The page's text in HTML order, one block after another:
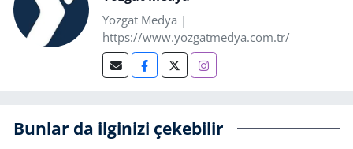
Yozgat Medya |
https://www.yozgatmedya.com.tr/
Bunlar da ilginizi çekebilir